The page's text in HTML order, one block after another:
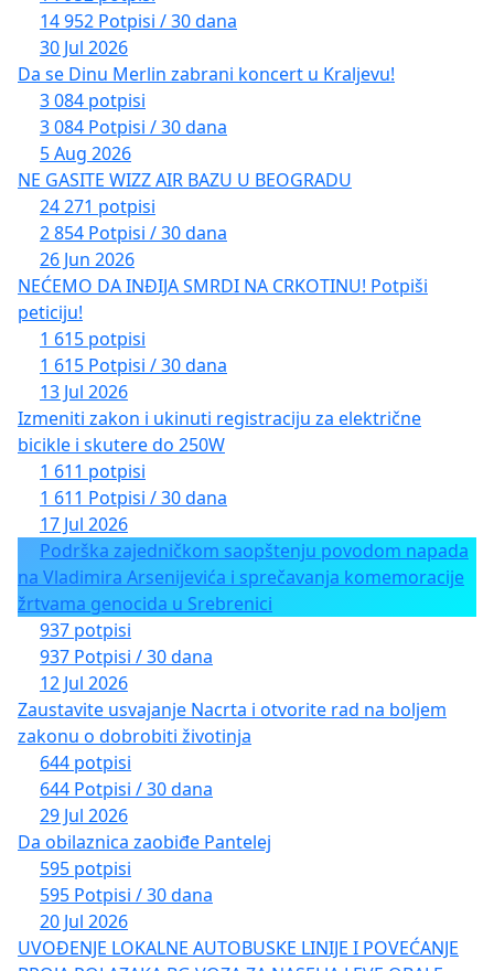
14 952 Potpisi / 30 dana
30 Jul 2026
Da se Dinu Merlin zabrani koncert u Kraljevu!
3 084 potpisi
3 084 Potpisi / 30 dana
5 Aug 2026
NE GASITE WIZZ AIR BAZU U BEOGRADU
24 271 potpisi
2 854 Potpisi / 30 dana
26 Jun 2026
NEĆEMO DA INĐIJA SMRDI NA CRKOTINU! Potpiši
peticiju!
1 615 potpisi
1 615 Potpisi / 30 dana
13 Jul 2026
Izmeniti zakon i ukinuti registraciju za električne
bicikle i skutere do 250W
1 611 potpisi
1 611 Potpisi / 30 dana
17 Jul 2026
Podrška zajedničkom saopštenju povodom napada
na Vladimira Arsenijevića i sprečavanja komemoracije
žrtvama genocida u Srebrenici
937 potpisi
937 Potpisi / 30 dana
12 Jul 2026
Zaustavite usvajanje Nacrta i otvorite rad na boljem
zakonu o dobrobiti životinja
644 potpisi
644 Potpisi / 30 dana
29 Jul 2026
Da obilaznica zaobiđe Pantelej
595 potpisi
595 Potpisi / 30 dana
20 Jul 2026
UVOĐENJE LOKALNE AUTOBUSKE LINIJE I POVEĆANJE